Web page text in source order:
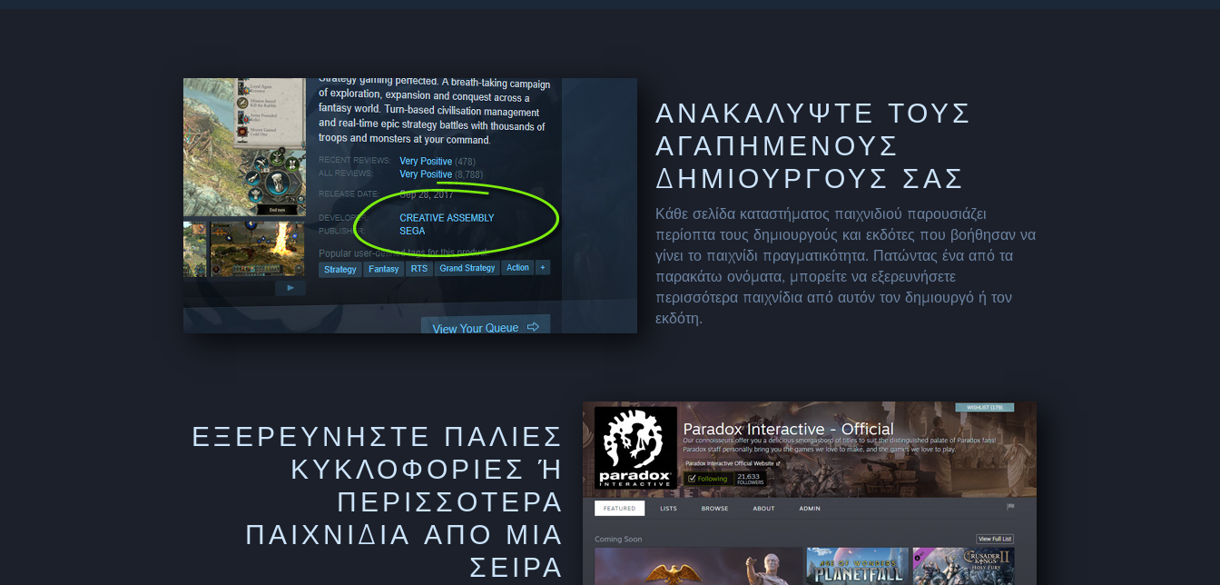
ΑΝΑΚΑΛΎΨΤΕ ΤΟΥΣ
ΑΓΑΠΗΜΈΝΟΥΣ
ΔΗΜΙΟΥΡΓΟΎΣ ΣΑΣ
Κάθε σελίδα καταστήματος παιχνιδιού παρουσιάζει
περίοπτα τους δημιουργούς και εκδότες που βοήθησαν να
γίνει το παιχνίδι πραγματικότητα. Πατώντας ένα από τα
παρακάτω ονόματα, μπορείτε να εξερευνήσετε
περισσότερα παιχνίδια από αυτόν τον δημιουργό ή τον
εκδότη.
ΕΞΕΡΕΥΝΗΣΤΕ ΠΑΛΙΕΣ
ΚΥΚΛΟΦΟΡΙΕΣ Ή Π
ΕΡΙΣΣΟΤΕΡΑ Π
ΑΙΧΝΙΔΙΑ ΑΠΟ ΜΙΑ Σ
ΕΙΡΑ